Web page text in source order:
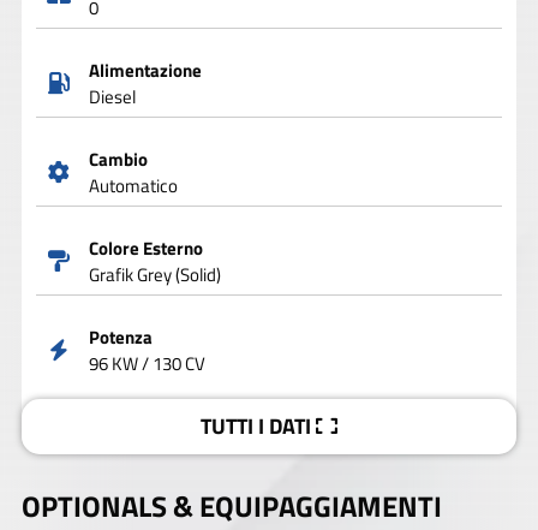
0
Alimentazione
Diesel
Cambio
Automatico
Colore Esterno
Grafik Grey (Solid)
Potenza
96 KW / 130 CV
TUTTI I DATI
OPTIONALS &EQUIPAGGIAMENTI